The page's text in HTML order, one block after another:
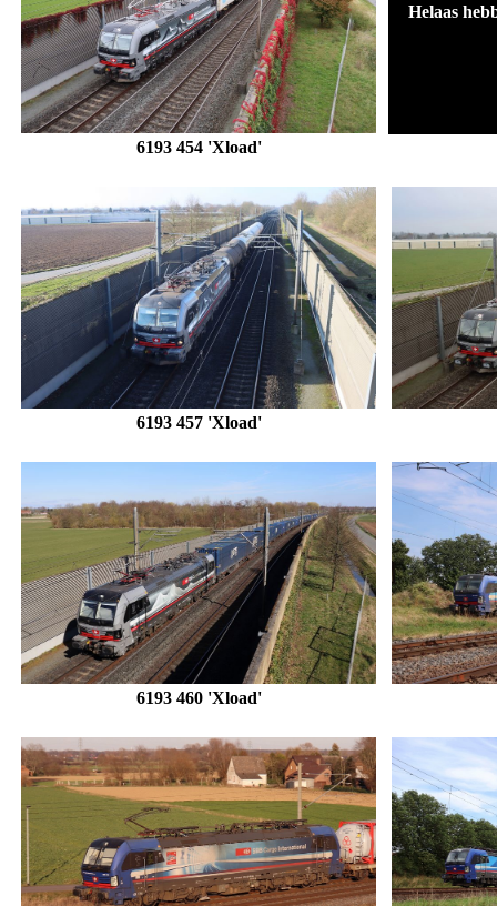
Helaas
6193 454 'Xload'
6193 457 'Xload'
6193 460 'Xload'